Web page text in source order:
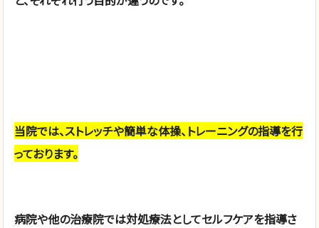
当院では、ストレッチや簡単な体操、トレーニングの指導を行
っております。
病院や他の治療院では対処療法としてセルフケアを指導さ